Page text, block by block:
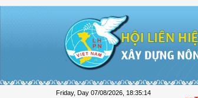
Friday, Day 07/08/2026 18:35:15